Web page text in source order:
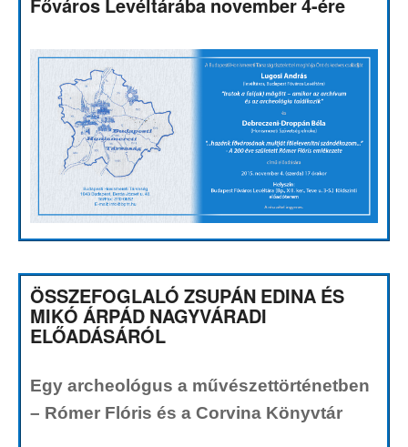
Főváros Levéltárába november 4-ére
ÖSSZEFOGLALÓ ZSUPÁN EDINA ÉS
MIKÓ ÁRPÁD NAGYVÁRADI
ELŐADÁSÁRÓL
Egy archeológus a művészettörténetben
– Rómer Flóris és a Corvina Könyvtár